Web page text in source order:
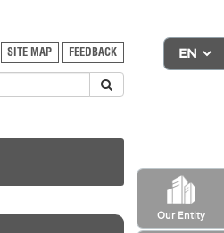
Our Entity
SITE MAP FEEDBACK